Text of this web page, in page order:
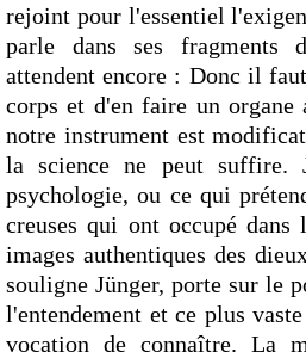
rejoint pour l'essentiel
parle dans ses fragments
attendent encore : Donc il
corps et d'en faire un
notre instrument est
la science ne peut suffire.
psychologie, ou ce qui
creuses qui ont occupé dans
images authentiques des
souligne Jünger, porte sur le
l'entendement et ce plus
vocation de connaître. La